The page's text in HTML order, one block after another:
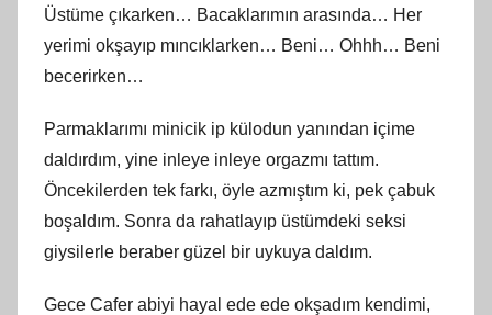
Üstüme çıkarken… Bacaklarımın arasında… Her
yerimi okşayıp mıncıklarken… Beni… Ohhh… Beni
becerirken…
Parmaklarımı minicik ip külodun yanından içime
daldırdım, yine inleye inleye orgazmı tattım.
Öncekilerden tek farkı, öyle azmıştım ki, pek çabuk
boşaldım. Sonra da rahatlayıp üstümdeki seksi
giysilerle beraber güzel bir uykuya daldım.
Gece Cafer abiyi hayal ede ede okşadım kendimi,